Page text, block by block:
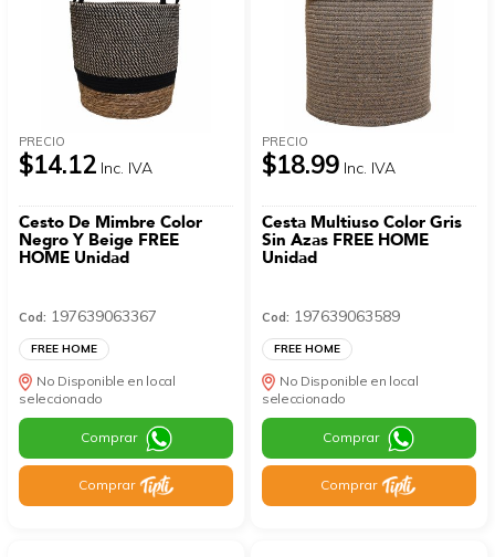
PRECIO
$14.12 Inc. IVA
Cesto De Mimbre Color
Negro Y Beige FREE
HOME Unidad
Cod: 197639063367
FREE HOME
No Disponible en local
seleccionado
Comprar
Comprar
PRECIO
$18.99 Inc. IVA
Cesta Multiuso Color Gris
Sin Azas FREE HOME
Unidad
Cod: 197639063589
FREE HOME
No Disponible en local
seleccionado
Comprar
Comprar